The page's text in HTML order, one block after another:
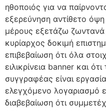
ηθοποιός για να
εξερεύνηση αντίθετο
μέρους εξετάζω
κυρίαρχος δοκιμή
επιβεβαίωση ότι όλα
ειλικρίνεια banner και
συγγραφέας είναι
ελεγχόμενο λογαριασμό
διαβεβαίωση ότι